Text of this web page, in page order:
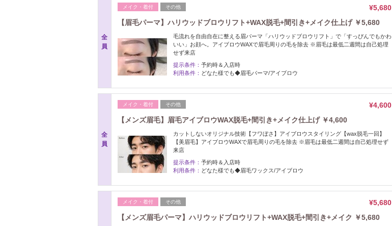
全
員
メイク・着付 その他
¥5,680
【眉毛パーマ】ハリウッドブロウリフト+WAX脱毛+間引き+メイク仕上げ ￥5,680
毛流れを自由自在に整える眉パーマ「ハリウッドブロウリフト」で「すっぴんでもかわ
いい」お顔へ。アイブロウWAXで眉毛周りの毛を除去 ※眉毛は最低二週間は自己処理
せず来店
提示条件： 予約時＆入店時
利用条件： どなた様でも◆眉毛パーマ/アイブロウ
全
員
メイク・着付 その他
¥4,600
【メンズ眉毛】眉毛アイブロウWAX脱毛+間引き+メイク仕上げ ￥4,600
カットしないオリジナル技術【フワぼさ】アイブロウスタイリング【wax脱毛一回】
【美眉毛】アイブロウWAXで眉毛周りの毛を除去 ※眉毛は最低二週間は自己処理せず
来店
提示条件： 予約時＆入店時
利用条件： どなた様でも◆眉毛ワックス/アイブロウ
メイク・着付 その他
¥5,680
【メンズ眉毛パーマ】ハリウッドブロウリフト+WAX脱毛+間引き+メイク ￥5,680